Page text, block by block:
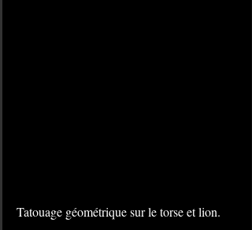
Tatouage géométrique sur le torse et lion.